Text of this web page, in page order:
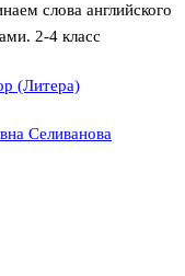
слова английского
2-4 класс
(Литера)
Селиванова